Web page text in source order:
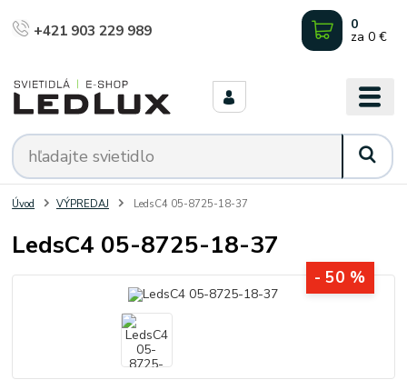
+421 903 229 989 0
za 0 €
Úvod VÝPREDAJ LedsC4 05-8725-18-37
LedsC4 05-8725-18-37
- 50 %